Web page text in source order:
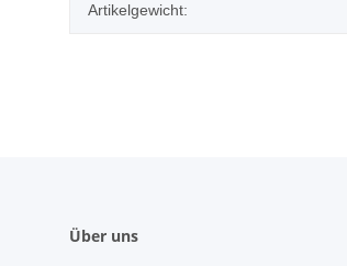
Artikelgewicht:
Über uns